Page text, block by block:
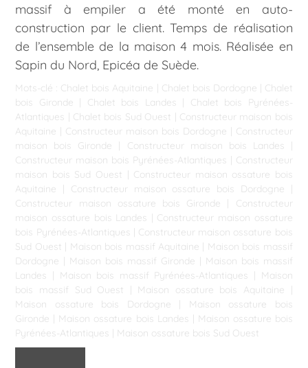
massif à empiler a été monté en auto-
construction par le client. Temps de réalisation
de l’ensemble de la maison 4 mois. Réalisée en
Sapin du Nord, Epicéa de Suède.
Mots-clé : Chalet bois Aquitaine | Chalet bois Dordogne | Chalet
bois Gironde | Chalet bois Landes | Chalet bois Pyrénées-
Atlantiques | Chalet bois Sud Ouest | Constructeur maison bois
Aquitaine | Constructeur maison bois Dordogne | Constructeur
maison bois Gironde | Constructeur maison bois Landes |
Constructeur maison bois Pyrénées-Atlantiques | Constructeur
maison bois Sud Ouest | Constructeur maison ossature bois
Aquitaine | Constructeur maison ossature bois Dordogne |
Constructeur maison ossature bois Gironde | Constructeur
maison ossature bois Landes | Constructeur maison ossature
bois Pyrénées-Atlantiques | Constructeur maison ossature bois
Sud Ouest | Maison bois massif Aquitaine | Maison bois massif
Dordogne | Maison bois massif Gironde | Maison bois massif
Landes | Maison bois massif Pyrénées-Atlantiques |
Maison
bois massif Sud Ouest
| Maison ossature bois Aquitaine |
Maison ossature bois Dordogne |
Maison ossature bois
Gironde | Maison ossature bois Landes | Maison ossature bois
Pyrénées-Atlantiques | Maison ossature bois Sud Ouest